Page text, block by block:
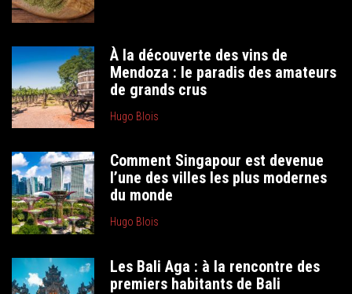
À la découverte des vins de
Mendoza : le paradis des amateurs
de grands crus
Hugo Blois
Comment Singapour est devenue
l’une des villes les plus modernes
du monde
Hugo Blois
Les Bali Aga : à la rencontre des
premiers habitants de Bali